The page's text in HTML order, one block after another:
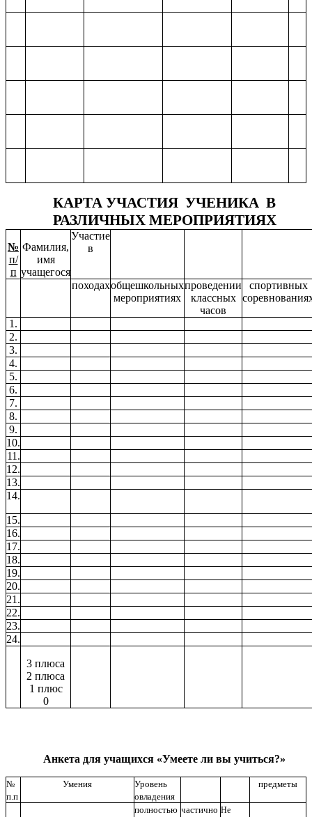
КАРТА УЧАСТИЯ УЧЕНИКА В
РАЗЛИЧНЫХ МЕРОПРИЯТИЯХ
№
п/
п
Фамилия,
имя
учащегося
Участие
в
походахобщешкольных
мероприятиях
проведении
классных
часов
спортивных
1.
2.
3.
4.
5.
6.
7.
8.
9.
10.
11.
12.
13.
14.
15.
16.
17.
18.
19.
20.
21.
22.
23.
24.
3 плюса
2 плюса
1 плюс
0
Анкета для учащихся «Умеете ли вы учиться?»
№
п.п
Умения
Уровень
овладения
предметы
полностью частично Не